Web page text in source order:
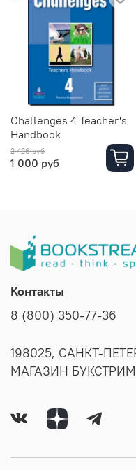
Challenges 4 Teacher's
Handbook
2 426 руб
1 000 руб
Контакты
8 (800) 350-77-36
198025, САНКТ-
МАГАЗИН БУКСТРИМ